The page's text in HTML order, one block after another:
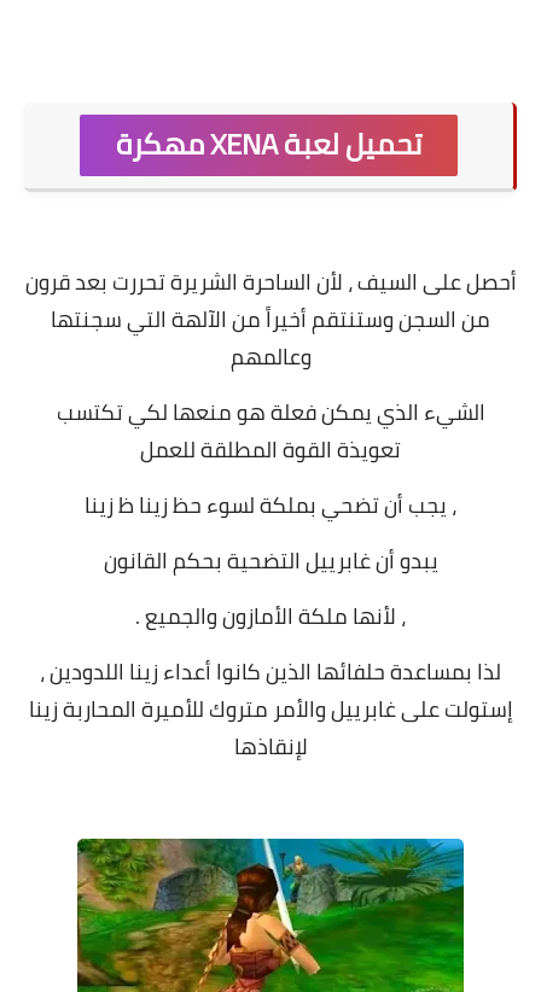
تحميل لعبة XENA مهكرة
أحصل على السيف ، لأن الساحرة الشريرة تحررت بعد قرون
من السجن وستنتقم أخيراً من الآلهة التي سجنتها
وعالمهم
الشيء الذي يمكن فعلة هو منعها لكي تكتسب
تعويذة القوة المطلقة للعمل
، يجب أن تضحي بملكة لسوء حظ زينا ظ زينا
يبدو أن غابرييل التضحية بحكم القانون
، لأنها ملكة الأمازون والجميع .
لذا بمساعدة حلفائها الذين كانوا أعداء زينا اللدودين ،
إستولت على غابرييل والأمر متروك للأميرة المحاربة زينا
لإنقاذها